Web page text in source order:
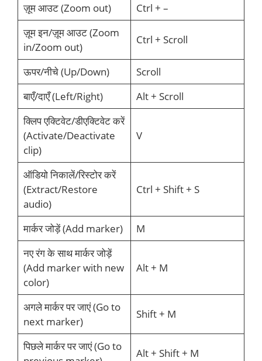
ज़ूम आउट (Zoom out)
Ctrl + –
ज़ूम इन/ज़ूम आउट (Zoom
in/Zoom out)
Ctrl + Scroll
ऊपर/नीचे (Up/Down)
Scroll
बाएँ/दाएँ (Left/Right)
Alt + Scroll
क्लिप एक्टिवेट/डीएक्टिवेट करें
(Activate/Deactivate
clip)
V
ऑडियो निकालें/रिस्टोर करें
(Extract/Restore
audio)
Ctrl + Shift + S
मार्कर जोड़ें (Add marker)
M
नए रंग के साथ मार्कर जोड़ें
(Add marker with new
color)
Alt + M
अगले मार्कर पर जाएं (Go to
next marker)
Shift + M
पिछले मार्कर पर जाएं (Go to
Alt + Shift + M